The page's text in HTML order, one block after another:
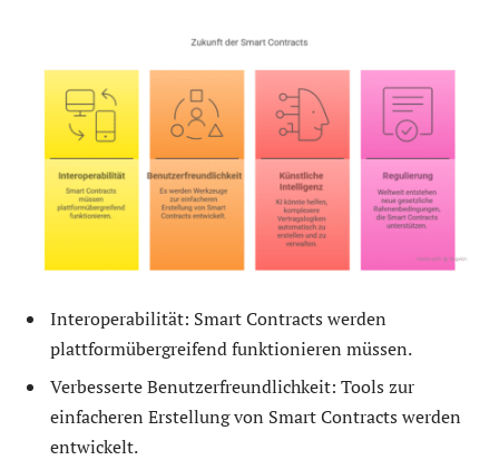
Interoperabilität: Smart Contracts werden
plattformübergreifend funktionieren müssen.
Verbesserte Benutzerfreundlichkeit: Tools zur
einfacheren Erstellung von Smart Contracts werden
entwickelt.